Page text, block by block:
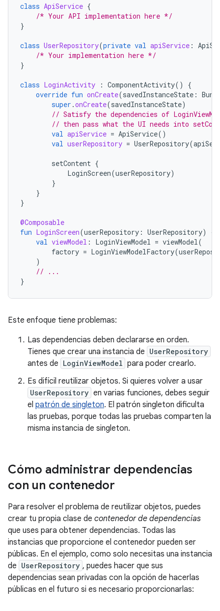
class ApiService {
/* Your API implementation here */
}
class UserRepository(private val apiService :
/* Your implementation here */
}
class LoginActivity : ComponentActivity()
{
override fun onCreate(savedInstanceState :
super .onCreate(savedInstanceState)
// Satisfy the dependencies of
// then pass what the UI needs into
val apiService = ApiService()
val userRepository = UserRepository(
setContent {
LoginScreen(userRepository)
}
}
}
@Composable
fun LoginScreen(userRepository : UserRepository)
{
val viewModel : LoginViewModel = viewModel(
factory = LoginViewModelFactory(
)
// ...
}
Este enfoque tiene problemas:
Las dependencias deben declararse en orden.
Tienes que crear una instancia de UserRepository
antes de LoginViewModel para poder crearlo.
Es difícil reutilizar objetos. Si quieres volver a usar
UserRepository en varias funciones, debes seguir
el patrón de singleton. El patrón singleton dificulta
las pruebas, porque todas las pruebas comparten la
misma instancia de singleton.
Cómo administrar dependencias
con un contenedor
Para resolver el problema de reutilizar objetos, puedes
crear tu propia clase de contenedor de dependencias
que uses para obtener dependencias. Todas las
instancias que proporcione el contenedor pueden ser
públicas. En el ejemplo, como solo necesitas una instancia
de UserRepository , puedes hacer que sus
dependencias sean privadas con la opción de hacerlas
públicas en el futuro si es necesario proporcionarlas: